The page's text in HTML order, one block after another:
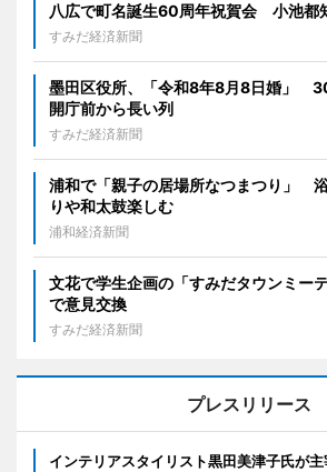
八広で町名誕生60周年祝賀会 小池都
すみだ経済新聞
墨田区役所、「令和8年8月8日婚」
開庁前から長い列
すみだ経済新聞
浦和で「親子の居場所なつまつり」
りや和太鼓楽しむ
浦和経済新聞
文花で学生企画の「すみだタウンミ
で意見交換
すみだ経済新聞
プレスリリース
インテリアスタイリスト黒田美津子氏が